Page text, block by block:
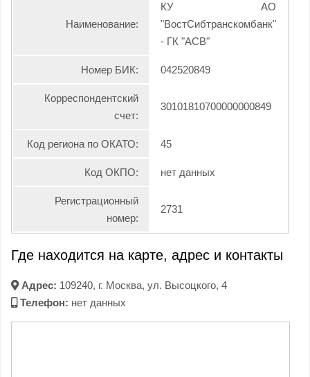
Наименование:
КУ АО
"ВостСибтранскомбанк"
- ГК "АСВ"
Номер БИК: 042520849
Корреспондентский
счет:
30101810700000000849
Код региона по ОКАТО: 45
Код ОКПО: нет данных
Регистрационный
номер:
2731
Где находится на карте, адрес и контакты
Адрес: 109240, г. Москва, ул. Высоцкого, 4
Телефон: нет данных